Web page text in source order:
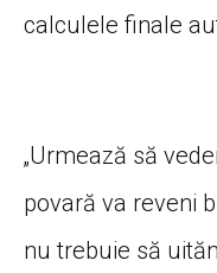
calculele finale
„Urmează să
povară va reveni
nu trebuie să